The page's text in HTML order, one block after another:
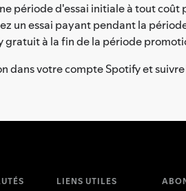
période d'essai initiale à tout
un essai payant pendant la
gratuit à la fin de la période
dans votre compte Spotify et
LIENS UTILES